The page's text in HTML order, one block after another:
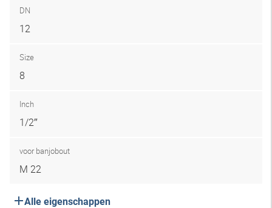
DN
12
Size
8
Inch
1/2″
voor banjobout
M 22
Alle eigenschappen